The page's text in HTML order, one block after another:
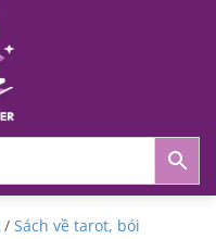
/ Sách về tarot, bói